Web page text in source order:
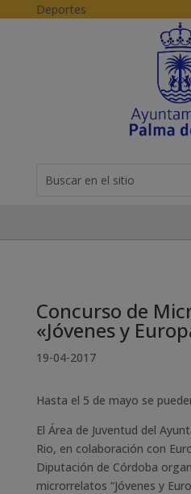
Skip to content
Deportes
for...
Concurso de
«Jóvenes y
19-04-2017
Hasta el 5 de mayo se
El Área de Juventud del
Rio, en colaboración con
Diputación de Córdoba
microrrelatos “Jóvenes y